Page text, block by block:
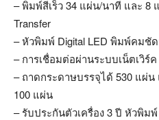
– พิมพ์สีเร็ว 34 แผ่น/นาที และ
Transfer
– หัวพิมพ์ Digital LED พิมพ์คมชัด
– การเชื่อมต่อผ่านระบบเน็ตเวิร์
– ถาดกระดาษบรรจุได้ 530 แผ่
100 แผ่น
– รับประกันตัวเครื่อง 3 ปี หัวพิม